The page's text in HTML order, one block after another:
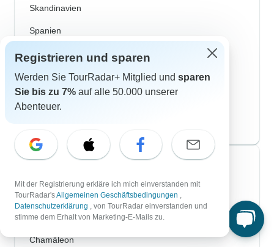
Skandinavien
Spanien
Türkei
Costa Rica
Kanada
ASI Reisen
Bavaria Fernreisen
Chamäleon
Registrieren und sparen
Werden Sie TourRadar+ Mitglied und sparen
Sie bis zu 7% auf alle 50.000 unserer
Abenteuer.
Mit der Registrierung erkläre ich mich einverstanden mit
TourRadar'sAllgemeinen Geschäftsbedingungen ,
Datenschutzerklärung , von TourRadar einverstanden und
stimme dem Erhalt von Marketing-E-Mails zu.